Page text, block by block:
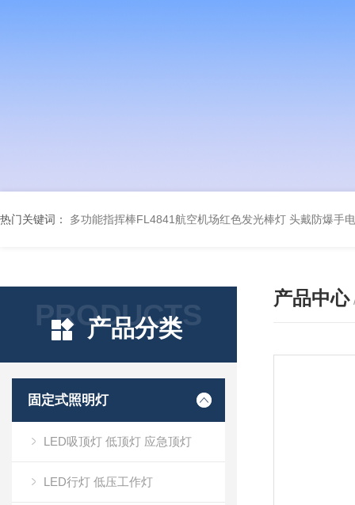
热门关键词： 多功能指挥棒FL4841航空机场红色发光棒灯 头戴防爆手
PRODUCTS
产品分类
固定式照明灯
LED吸顶灯 低顶灯 应急顶灯
LED行灯 低压工作灯
产品中心